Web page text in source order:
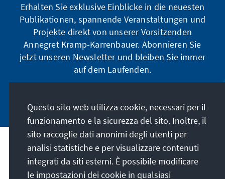
Erhalten Sie exklusive Einblicke in die neuesten
Publikationen, spannende Veranstaltungen und
Projekte direkt von unserer Vorsitzenden
Annegret Kramp-Karrenbauer. Abonnieren Sie
jetzt unseren Newsletter und bleiben Sie immer
auf dem Laufenden.
La nostra missione
Questo sito web utilizza cookie, necessari per il
funzionamento e la sicurezza del sito. Inoltre, il
sito raccoglie dati anonimi degli utenti per
analisi statistiche e per visualizzare contenuti
integrati da siti esterni. È possibile modificare
le impostazioni dei cookie in qualsiasi